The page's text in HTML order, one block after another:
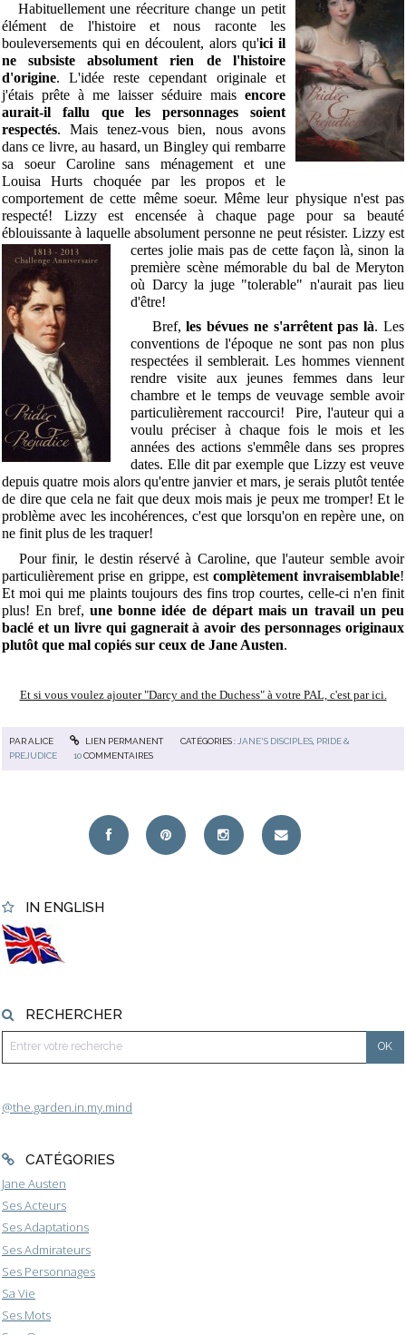
Habituellement une réecriture change un petit
élément de l'histoire et nous raconte les
bouleversements qui en découlent, alors qu'ici il
ne subsiste absolument rien de l'histoire
d'origine. L'idée reste cependant originale et
j'étais prête à me laisser séduire mais encore
aurait-il fallu que les personnages soient
respectés. Mais tenez-vous bien, nous avons
dans ce livre, au hasard, un Bingley qui rembarre
sa soeur Caroline sans ménagement et une
Louisa Hurts choquée par les propos et le
comportement de cette même soeur. Même leur physique n'est pas
respecté! Lizzy est encensée à chaque page pour sa beauté
éblouissante à laquelle absolument personne ne peut résister. Lizzy est
certes jolie mais pas de cette façon là, sinon la
première scène mémorable du bal de Meryton
où Darcy la juge "tolerable" n'aurait pas lieu
d'être!
Bref,les bévues ne s'arrêtent pas là. Les
conventions de l'époque ne sont pas non plus
respectées il semblerait. Les hommes viennent
rendre visite aux jeunes femmes dans leur
chambre et le temps de veuvage semble avoir
particulièrement raccourci!Pire, l'auteur qui a
voulu préciser à chaque fois le mois et les
années des actions s'emmêle dans ses propres
dates. Elle dit par exemple que Lizzy est veuve
depuis quatre mois alors qu'entre janvier et mars, je serais plutôt tentée
de dire que cela ne fait que deux mois mais je peux me tromper! Et le
problème avec les incohérences, c'est que lorsqu'on en repère une, on
ne finit plus de les traquer!
Pour finir, le destin réservé à Caroline, que l'auteur semble avoir
particulièrement prise en grippe, est complètement invraisemblable!
Et moi qui me plaints toujours des fins trop courtes, celle-ci n'en finit
plus! En bref, une bonne idée de départ mais un travail un peu
baclé et un livre qui gagnerait à avoir des personnages originaux
plutôt que mal copiés sur ceux de Jane Austen.
Et si vous voulez ajouter "Darcy and the Duchess" à votre PAL, c'est par ici.
PARALICE LIEN PERMANENT CATÉGORIES :JANE'S DISCIPLES, PRIDE &
PREJUDICE
10 COMMENTAIRES
IN ENGLISH
RECHERCHER
@the.garden.in.my.mind
CATÉGORIES
Jane Austen
Ses Acteurs
Ses Adaptations
Ses Admirateurs
Ses Personnages
Sa Vie
Ses Mots